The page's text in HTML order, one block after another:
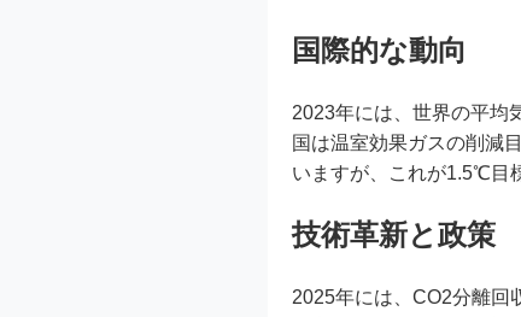
国際的な動向
2023年には、世界の平均
国は温室効果ガスの削減
いますが、これが1.5℃目
技術革新と政策
2025年には、CO2分離回